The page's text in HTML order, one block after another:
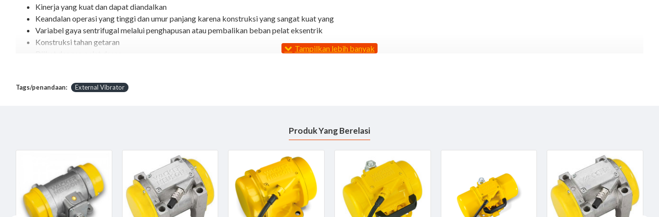
Kinerja yang kuat dan dapat diandalkan
Keandalan operasi yang tinggi dan umur panjang karena konstruksi yang sangat kuat yang
Variabel gaya sentrifugal melalui penghapusan atau pembalikan beban pelat eksentrik
Konstruksi tahan getaran
Diikat dengan pelat dasar
Vibrations 6,000 rpm
L x W x H 209 x 192 x 222 mm
External Vibrator Wacker Neuson AR 41/6/042kini hadir dan tersedia di Toko kami External Vibrator dan lengkapi Pekerjaan Proyek, Konstruksi (pengecoran) dll dengan menggunakanExternal Concrete
VibratorMerekWACKER NEUSON
Original Made in JERMAN Pastinya dengan harga yang Terjangkau dengan kualitas baik dapat dikirim untuk Area Jakarta dan keseluruh Indonesia, Jika membutuhkan penawaran harga
hubungi sales kami Email info@teknologisurvey.com
Tags/penandaan: External Vibrator
Produk Yang Berelasi